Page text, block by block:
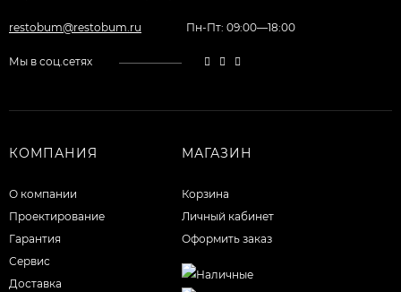
restobum@restobum.ru Пн-Пт: 09:00—18:00
Мы в соц.сетях
КОМПАНИЯ
О компании
Проектирование
Гарантия
Сервис
Доставка
МАГАЗИН
Корзина
Личный кабинет
Оформить заказ